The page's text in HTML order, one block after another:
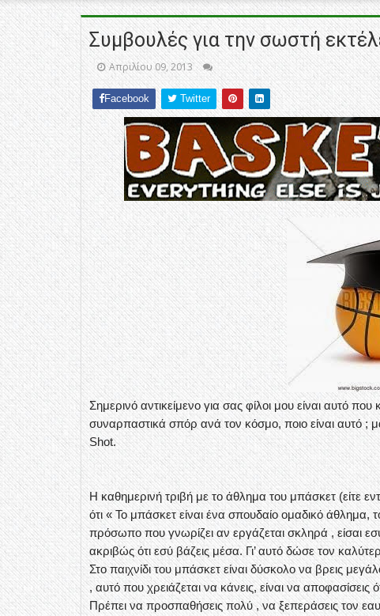
Συμβουλές για την σωστή
Απριλίου 09, 2013
Facebook Twitter
Σημερινό αντικείμενο για σας φίλοι μου είναι αυτό
συναρπαστικά σπόρ ανά τον κόσμο, ποιο είναι αυτό ;
Shot.
Η καθημερινή τριβή με το άθλημα του μπάσκετ (είτε
ότι « Το μπάσκετ είναι ένα σπουδαίο ομαδικό άθλημα,
πρόσωπο που γνωρίζει αν εργάζεται σκληρά , είσαι
ακριβώς ότι εσύ βάζεις μέσα. Γι’ αυτό δώσε τον
Στο παιχνίδι του μπάσκετ είναι δύσκολο να βρεις
, αυτό που χρειάζεται να κάνεις, είναι να αποφασίσεις
Πρέπει να προσπαθήσεις πολύ , να ξεπεράσεις τον